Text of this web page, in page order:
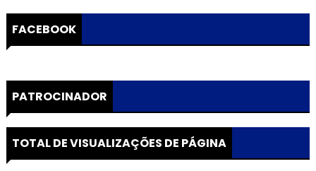
FACEBOOK
PATROCINADOR
TOTAL DE VISUALIZAÇÕES DE PÁGINA